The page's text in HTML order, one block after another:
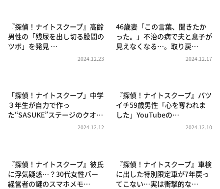
朝だ！生です旅サラダ
教えて！ニュースライブ 正義のミカタ
ポツンと一軒家
ザキ山小屋本館
『探偵！ナイトスクープ』高齢
男性の「残尿を出し切る股間の
ツボ」を発見 …
2024.12.23
46歳妻「この言葉、聞きたか
った。」不治の病で夫と息子が
見えなくなる…。取り戻…
2024.12.17
「探偵！ナイトスクープ」中学
３年生が自力で作っ
た“SASUKE”ステージのクオ…
2024.12.12
『探偵！ナイトスクープ』バツ
イチ59歳男性「心を奪われま
した」YouTubeの…
2024.12.10
『探偵！ナイトスクープ』彼氏
に浮気疑惑…？30代女性バー
経営者の謎のスマホメモ…
『探偵！ナイトスクープ』車検
に出した特別限定車が7年戻っ
てこない…実は衝撃的な…